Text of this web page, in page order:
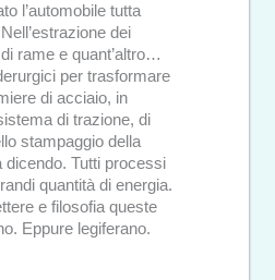
l’automobile tutta
dei
rame e quant’altro…
per trasformare
di acciaio, in
di trazione, di
stampaggio della
Tutti processi
quantità di energia.
e filosofia queste
Eppure legiferano.